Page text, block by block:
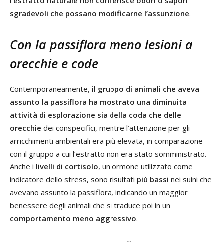
sgradevoli che possano modificarne l’assunzione.
Con la passiflora meno lesioni a
orecchie e code
Contemporaneamente, il gruppo di animali che aveva
assunto la passiflora ha mostrato una diminuita
attività di esplorazione sia della coda che delle
orecchie dei conspecifici, mentre l’attenzione per gli
arricchimenti ambientali era più elevata, in comparazione
con il gruppo a cui l’estratto non era stato somministrato.
Anche i livelli di cortisolo, un ormone utilizzato come
indicatore dello stress, sono risultati più bassi nei suini che
avevano assunto la passiflora, indicando un maggior
benessere degli animali che si traduce poi in un
comportamento meno aggressivo.